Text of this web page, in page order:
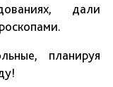
дали
планируя